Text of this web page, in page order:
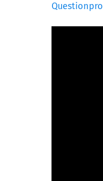
Questionpro